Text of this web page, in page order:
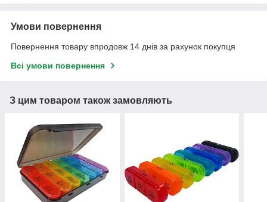
Умови повернення
Повернення товару впродовж 14 днів за рахунок покупця
Всі умови повернення
З цим товаром також замовляють